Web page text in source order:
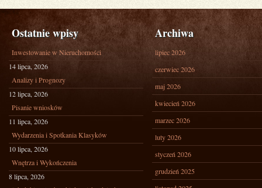
Ostatnie wpisy
Inwestowanie w Nieruchomości
14 lipca, 2026
Analizy i Prognozy
12 lipca, 2026
Pisanie wniosków
11 lipca, 2026
Wydarzenia i Spotkania Klasyków
10 lipca, 2026
Wnętrza i Wykończenia
8 lipca, 2026
Archiwa
lipiec 2026
czerwiec 2026
maj 2026
kwiecień 2026
marzec 2026
luty 2026
styczeń 2026
grudzień 2025